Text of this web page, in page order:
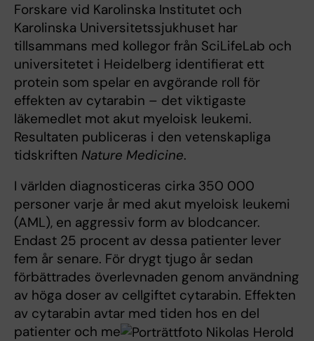
Forskare vid Karolinska Institutet och
Karolinska Universitetssjukhuset har
tillsammans med kollegor från SciLifeLab och
universitetet i Heidelberg identifierat ett
protein som spelar en avgörande roll för
effekten av cytarabin – det viktigaste
läkemedlet mot akut myeloisk leukemi.
Resultaten publiceras i den vetenskapliga
tidskriften Nature Medicine.
I världen diagnosticeras cirka 350 000
personer varje år med akut myeloisk leukemi
(AML), en aggressiv form av blodcancer.
Endast 25 procent av dessa patienter lever
fem år senare. För drygt tjugo år sedan
förbättrades överlevnaden genom användning
av höga doser av cellgiftet cytarabin. Effekten
av cytarabin avtar med tiden hos en del
patienter och me